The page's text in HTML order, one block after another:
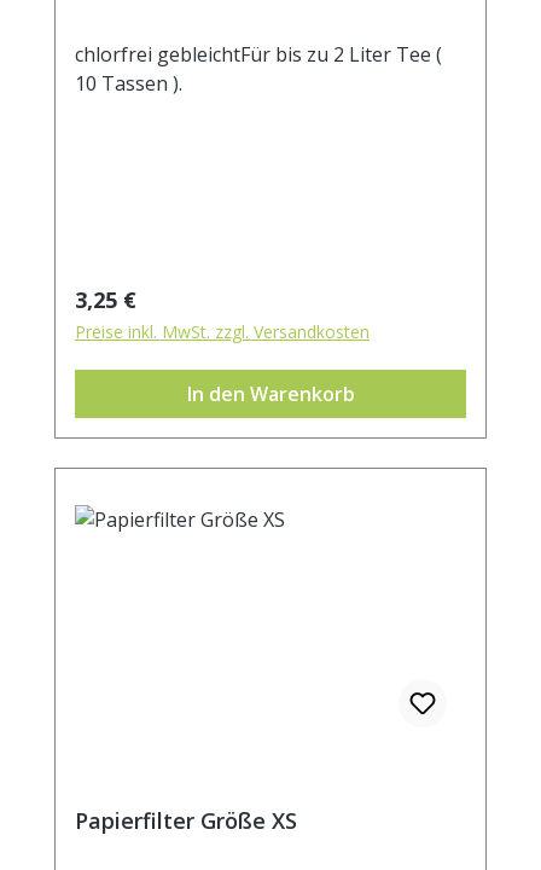
chlorfrei gebleichtFür bis zu 2 Liter Tee (
10 Tassen ).
Regulärer Preis:
3,25 €
Preise inkl. MwSt. zzgl. Versandkosten
In den Warenkorb
Papierfilter Größe XS